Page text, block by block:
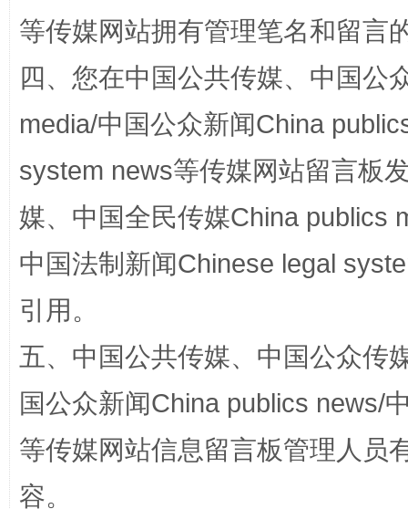
国家大学科技园优化重塑工作
等传媒网站拥有管理笔名和留言
四、您在中国公共传媒、中国公
media/中国公众新闻China
system news等传媒网站留言板
媒、中国全民传媒China publics
中国法制新闻Chinese legal
引用。
五、中国公共传媒、中国公众传
国公众新闻China publics news/
等传媒网站信息留言板管理人员
容。